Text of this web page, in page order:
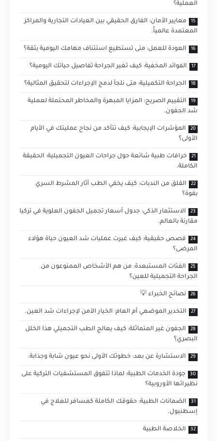
العملية؟
معايير الأمان: الفارق الحقيقي بين العيادات التجارية والمراكز
المعتمدة عالمياً.
العودة للعمل: متى تستطيع استئناف مهامك اليومية بثقة؟
الفوائد المخفية: كيف تغير الجراحة تفاصيل حياتك اليومية؟
الجراحة التكميلية: متى نلجأ لدمج الإجراءات لتحقيق المثالية؟
التقييم الصريح: المزايا المبهرة والمخاطر المحتملة لعملية
شد الجفون.
المؤشرات الإيجابية: كيف تتأكد من نجاح عمليتك في الأيام
الأولى؟
خرافات طبية شائعة حول جراحات العيون التجميلية: الحقيقة
الكاملة.
القلق من الندبات: كيف يخفي الطب آثار المشرط السري
بقوة؟
الاستثمار الذكي: جدول أسعار تجميل الجفون العلوية في تركيا
مقارنة بالعالم.
قصص حقيقية: كيف غيرت عمليات شد العيون حياة هؤلاء
المرضى؟
الفئات المستبعدة: من هم الأشخاص الممنوعون من
الجراحة التجميلية للعين؟
نصائح الخبراء 💡
التخدير الموضعي أم العام: الخيار الآمن لإجراءات شد العين.
الجفون غير المتماثلة: كيف يعالج الطب التجميلي هذا الخلل
البصري؟
الاستشارة عن بعد: خطوتك الأولى نحو عيون شابة وجذابة.
جودة الخدمات الطبية: لماذا تتفوق المستشفيات التركية على
نظيراتها الأوروبية؟
الضمانات الطبية: حقوقك الكاملة كمسافر للعلاج في
إسطنبول.
الخلاصة الطبية